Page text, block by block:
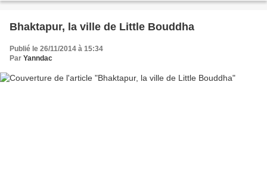
Bhaktapur, la ville de Little Bouddha
Publié le 26/11/2014 à 15:34
Par Yanndac